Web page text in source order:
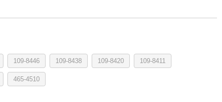
109-8446 109-8438 109-8420 109-8411
465-4510